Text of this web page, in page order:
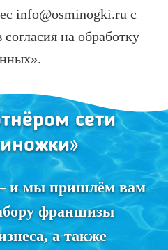
info@osminogki.ru с
на обработку
сети
и мы пришлём вам
франшизы
а также